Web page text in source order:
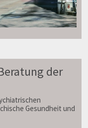
der
Gesundheit und